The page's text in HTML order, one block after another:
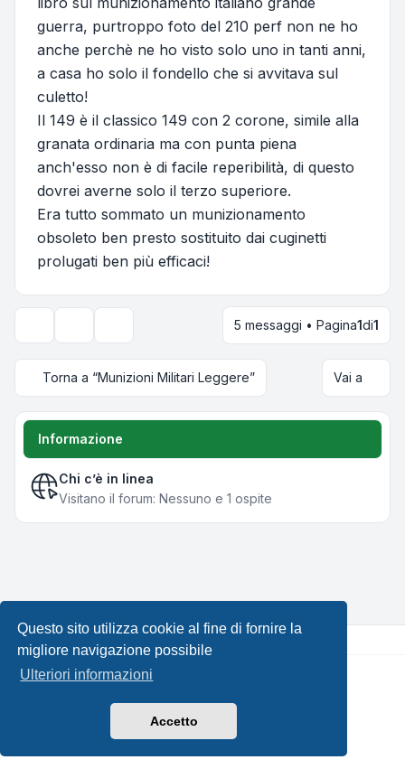
Questo sito utilizza cookie al fine di fornire la
migliore navigazione possibile
Ulteriori informazioni
Accetto
guerra, purtroppo foto del 210 perf non ne ho
anche perchè ne ho visto solo uno in tanti anni,
a casa ho solo il fondello che si avvitava sul
culetto!
Il 149 è il classico 149 con 2 corone, simile alla
granata ordinaria ma con punta piena
anch'esso non è di facile reperibilità, di questo
dovrei averne solo il terzo superiore.
Era tutto sommato un munizionamento
obsoleto ben presto sostituito dai cuginetti
prolugati ben più efficaci!
Opzioni di visualizzazione e ordinamento
5 messaggi • Pagina1di1
Torna a “Munizioni Militari Leggere” Vai a
Informazione
Chi c’è in linea
Visitano il forum: Nessuno e 1 ospite
Creato daphpBB® Forum Software © phpBB Limited •
Leenoz.com
phpBB-Italia.it
Condizioni|Tutti gli orari sono